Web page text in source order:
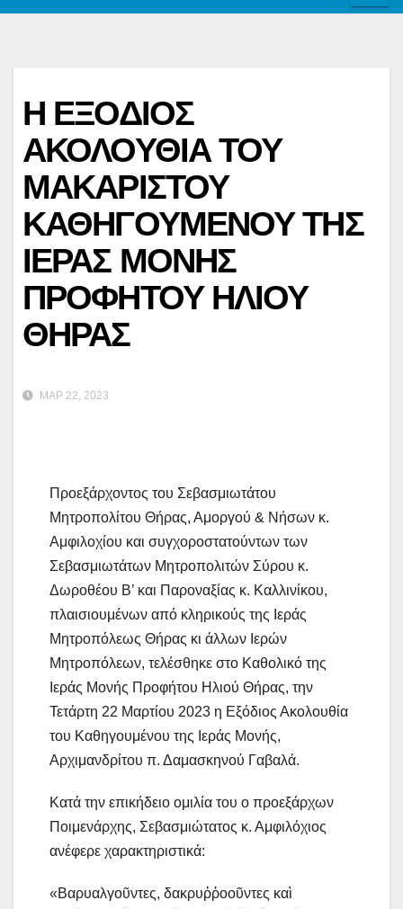
Η ΕΞΟΔΙΟΣ
ΑΚΟΛΟΥΘΙΑ ΤΟΥ
ΜΑΚΑΡΙΣΤΟΥ
ΚΑΘΗΓΟΥΜΕΝΟΥ ΤΗΣ
ΙΕΡΑΣ ΜΟΝΗΣ
ΠΡΟΦΗΤΟΥ ΗΛΙΟΥ
ΘΗΡΑΣ
ΜΑΡ 22, 2023
Προεξάρχοντος του Σεβασμιωτάτου
Μητροπολίτου Θήρας, Αμοργού & Νήσων κ.
Αμφιλοχίου και συγχοροστατούντων των
Σεβασμιωτάτων Μητροπολιτών Σύρου κ.
Δωροθέου Β’ και Παροναξίας κ. Καλλινίκου,
πλαισιουμένων από κληρικούς της Ιεράς
Μητροπόλεως Θήρας κι άλλων Ιερών
Μητροπόλεων, τελέσθηκε στο Καθολικό της
Ιεράς Μονής Προφήτου Ηλιού Θήρας, την
Τετάρτη 22 Μαρτίου 2023 η Εξόδιος Ακολουθία
του Καθηγουμένου της Ιεράς Μονής,
Αρχιμανδρίτου π. Δαμασκηνού Γαβαλά.
Κατά την επικήδειο ομιλία του ο προεξάρχων
Ποιμενάρχης, Σεβασμιώτατος κ. Αμφιλόχιος
ανέφερε χαρακτηριστικά:
«Βαρυαλγοῦντες, δακρυῤῥοοῦντες καὶ